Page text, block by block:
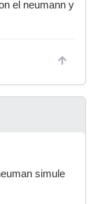
el neumann y
simule